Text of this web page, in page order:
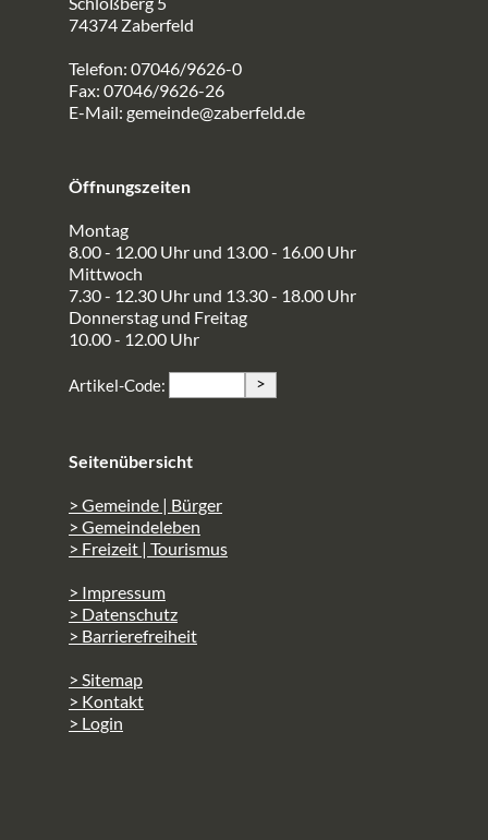
74374 Zaberfeld
Telefon: 07046/9626-0
Fax: 07046/9626-26
E-Mail: gemeinde@zaberfeld.de
Öffnungszeiten
Montag
8.00 - 12.00 Uhr und 13.00 - 16.00 Uhr
Mittwoch
7.30 - 12.30 Uhr und 13.30 - 18.00 Uhr
Donnerstag und Freitag
10.00 - 12.00 Uhr
Artikel-Code: >
Seitenübersicht
> Gemeinde | Bürger
> Gemeindeleben
> Freizeit | Tourismus
> Impressum
> Datenschutz
> Barrierefreiheit
> Sitemap
> Kontakt
> Login